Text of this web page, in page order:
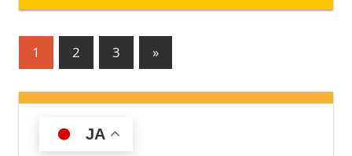
投
の
1 2 3
次
の
記
»
JA